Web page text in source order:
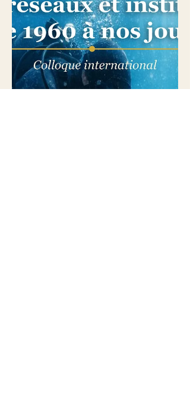
réalisé par Malraux lui-même : Espoir,
Sierra de Teruel. Adapté de son roman
L’Espoir, ce long métrage mythique a été
réalisé dans des conditions particuliè